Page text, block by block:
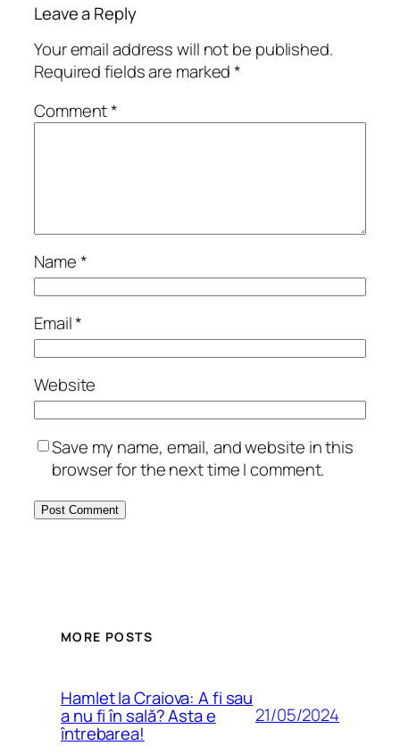
Leave a Reply
Your email address will not be published.
Required fields are marked*
Comment*
Name*
Email*
Website
Save my name, email, and website in this
browser for the next time I comment.
MORE POSTS
Hamlet la Craiova: A fi sau
a nu fi în sală? Asta e
întrebarea!
21/05/2024